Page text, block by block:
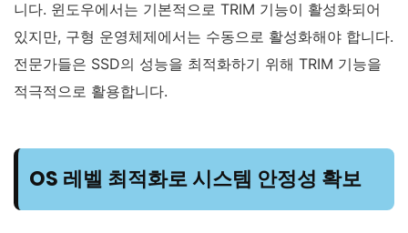
니다. 윈도우에서는 기본적으로 TRIM 기능이 활성화되어
있지만, 구형 운영체제에서는 수동으로 활성화해야 합니다.
전문가들은 SSD의 성능을 최적화하기 위해 TRIM 기능을
적극적으로 활용합니다.
OS 레벨 최적화로 시스템 안정성 확보